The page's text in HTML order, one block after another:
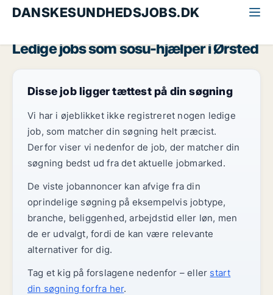
DANSKESUNDHEDSJOBS.DK
Ledige jobs som sosu-hjælper i Ørsted
Disse job ligger tættest på din søgning
Vi har i øjeblikket ikke registreret nogen ledige
job, som matcher din søgning helt præcist.
Derfor viser vi nedenfor de job, der matcher din
søgning bedst ud fra det aktuelle jobmarked.
De viste jobannoncer kan afvige fra din
oprindelige søgning på eksempelvis jobtype,
branche, beliggenhed, arbejdstid eller løn, men
de er udvalgt, fordi de kan være relevante
alternativer for dig.
Tag et kig på forslagene nedenfor – eller start
din søgning forfra her.